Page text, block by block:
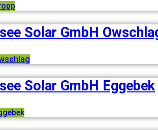
Solar GmbH
Solar GmbH Eggebek